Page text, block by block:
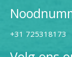
+31 725318173